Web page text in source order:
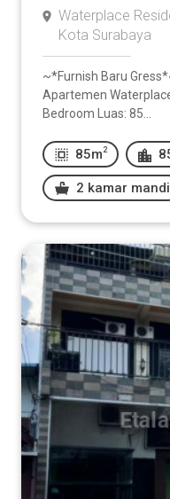
Waterplace
Kota Surabaya
~*Furnish Baru
Apartemen
Bedroom Luas: 85...
85m 2
2 kamar mandi